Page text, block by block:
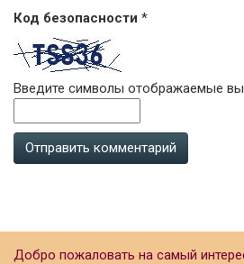
Код безопасности *
Введите символы отображаемые
Добро пожаловать на самый